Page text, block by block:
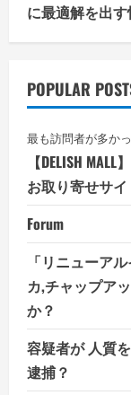
に最適解を出
POPULAR
最も訪問者が多か
【DELISH
お取り寄せサイ
Forum
「リニューア
カ,チャップア
か？
容疑者が 人質
逮捕？